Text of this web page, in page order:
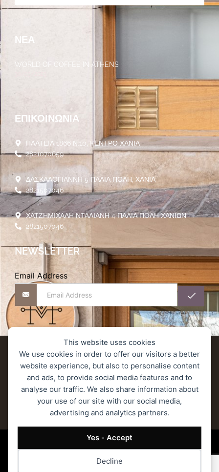
This website uses cookies
We use cookies in order to offer our visitors a better
website experience, but also to personalise content
and ads, to provide social media features and to
analyse our traffic. We also share information about
your use of our site with our social media,
advertising and analytics partners.
Yes - Accept
Decline
ΝΈΑ
WORLD OF COFFEE IN ATHENS
ΕΠΙΚΟΙΝΩΝΊΑ
ΠΛΑΤΕΙΑ 1866 Ν.10, ΚΕΝΤΡΟ ΧΑΝΙΑ
2821070659
ΔΑΣΚΑΛΟΓΙΑΝΝΗ 5 ΠΑΛΙΑ ΠΟΛΗ, ΧΑΝΙΑ
2821507046
ΧΑΤΖΗΜΙΧΑΛΗ ΝΤΑΛΙΑΝΗ 4 ΠΑΛΙΑ ΠΟΛΗ ΧΑΝΙΩΝ
2821507046
NEWSLETTER
Email Address
Αποστολές προϊόντων
Πολιτική Επιστροφών/Ακύρωσης/Υπαναχώρησης
Πολιτική Απορρήτου Ασφάλεια Συναλλαγών
Όροι Χρήσης